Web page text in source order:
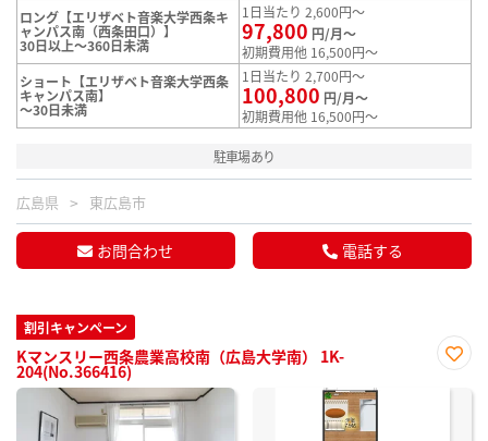
ロング【エリザベト音楽大学西条キ
ャンパス南（西条田口）】
30日以上～360日未満
1日当たり 2,600円～
97,800 円/月～
初期費用他 16,500円～
ショート【エリザベト音楽大学西条
キャンパス南】
～30日未満
1日当たり 2,700円～
100,800 円/月～
初期費用他 16,500円～
駐車場あり
広島県 東広島市
お問合わせ 電話する
割引キャンペーン
Kマンスリー西条農業高校南（広島大学南） 1K-
204(No.366416)
に入